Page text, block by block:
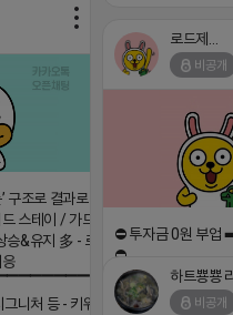
구조로 결과로 보여드립
스테이 / 가드 / 자몽 등
승&유지 多 - 로직변화,
▶쿠팡◀
니처 등 - 키워드 검색
비공개
⛔️ 투자금 0원 부업
⛔️
2026-04-18 17:23
비공개